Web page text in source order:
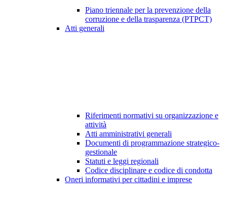
Piano triennale per la prevenzione della
corruzione e della trasparenza (PTPCT)
Atti generali
Riferimenti normativi su organizzazione e
attività
Atti amministrativi generali
Documenti di programmazione strategico-
gestionale
Statuti e leggi regionali
Codice disciplinare e codice di condotta
Oneri informativi per cittadini e imprese